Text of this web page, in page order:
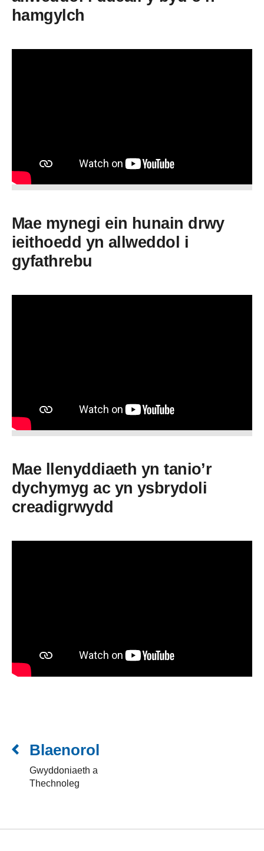
hamgylch
Mae mynegi ein hunain drwy
ieithoedd yn allweddol i
gyfathrebu
Mae llenyddiaeth yn tanio’r
dychymyg ac yn ysbrydoli
creadigrwydd
Blaenorol
Gwyddoniaeth a
Thechnoleg